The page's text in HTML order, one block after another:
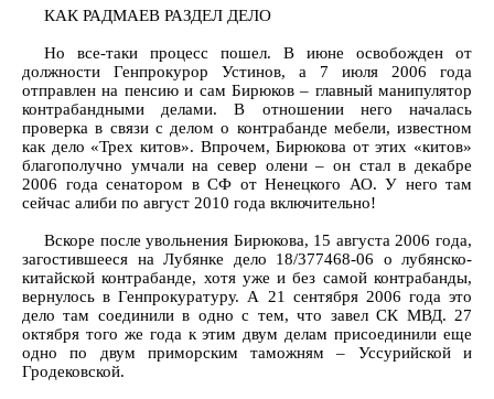
КАК РАДМАЕВ РАЗДЕЛ ДЕЛО
Но все-таки процесс пошел. В июне освобожден от
должности Генпрокурор Устинов, а 7 июля 2006 года
отправлен на пенсию и сам Бирюков – главный манипулятор
контрабандными делами. В отношении него началась
проверка в связи с делом о контрабанде мебели, известном
как дело «Трех китов». Впрочем, Бирюкова от этих «китов»
благополучно умчали на север олени – он стал в декабре
2006 года сенатором в СФ от Ненецкого АО. У него там
сейчас алиби по август 2010 года включительно!
Вскоре после увольнения Бирюкова, 15 августа 2006 года,
загостившееся на Лубянке дело 18/377468-06 о лубянско-
китайской контрабанде, хотя уже и без самой контрабанды,
вернулось в Генпрокуратуру. А 21 сентября 2006 года это
дело там соединили в одно с тем, что завел СК МВД. 27
октября того же года к этим двум делам присоединили еще
одно по двум приморским таможням – Уссурийской и
Гродековской.